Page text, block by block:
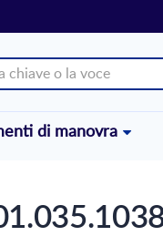
di manovra